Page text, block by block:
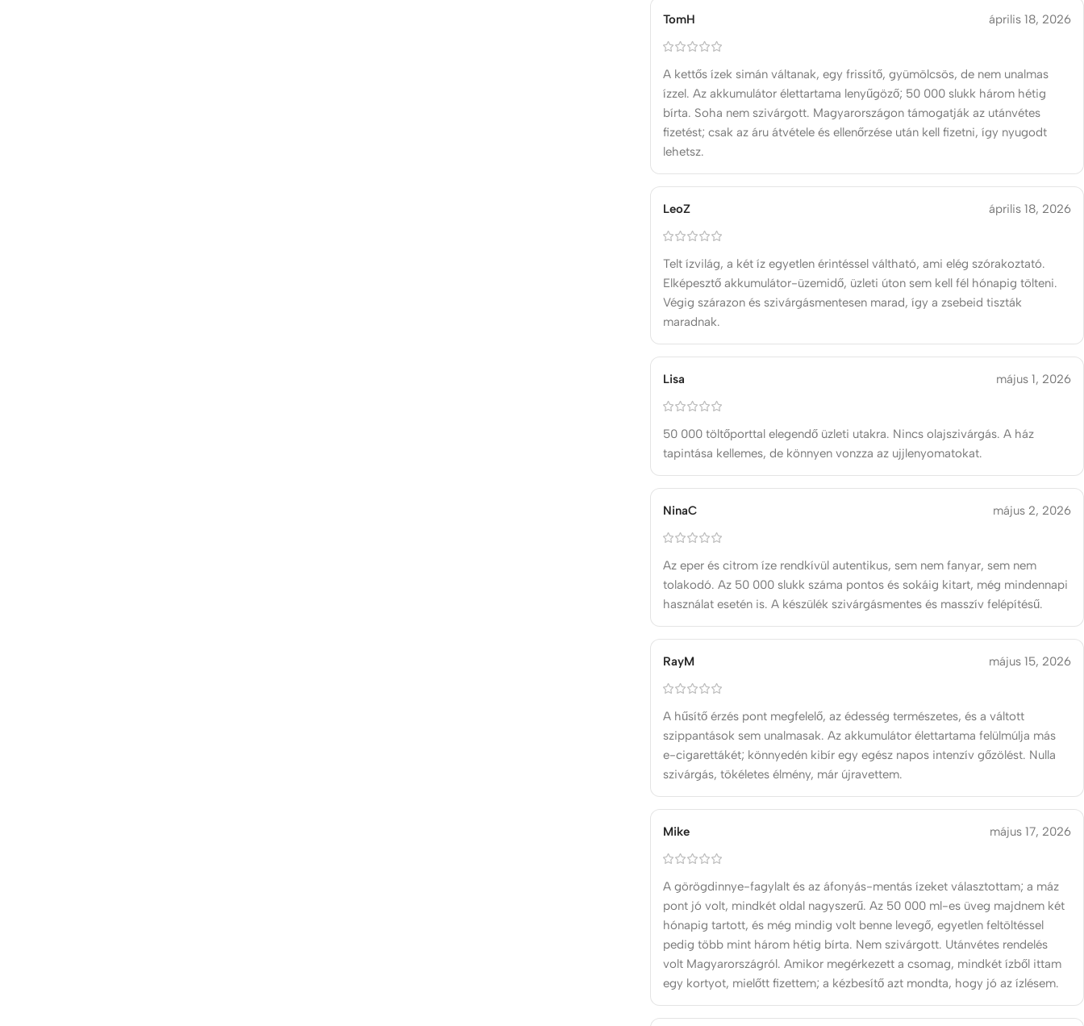
TomH április 18, 2026
A kettős ízek simán váltanak, egy frissítő, gyümölcsös, de nem unalmas
ízzel. Az akkumulátor élettartama lenyűgöző; 50 000 slukk három hétig
bírta. Soha nem szivárgott. Magyarországon támogatják az utánvétes
fizetést; csak az áru átvétele és ellenőrzése után kell fizetni, így nyugodt
lehetsz.
LeoZ április 18, 2026
Telt ízvilág, a két íz egyetlen érintéssel váltható, ami elég szórakoztató.
Elképesztő akkumulátor-üzemidő, üzleti úton sem kell fél hónapig tölteni.
Végig szárazon és szivárgásmentesen marad, így a zsebeid tiszták
maradnak.
Lisa május 1, 2026
50 000 töltőporttal elegendő üzleti utakra. Nincs olajszivárgás. A ház
tapintása kellemes, de könnyen vonzza az ujjlenyomatokat.
NinaC május 2, 2026
Az eper és citrom íze rendkívül autentikus, sem nem fanyar, sem nem
tolakodó. Az 50 000 slukk száma pontos és sokáig kitart, még mindennapi
használat esetén is. A készülék szivárgásmentes és masszív felépítésű.
RayM május 15, 2026
A hűsítő érzés pont megfelelő, az édesség természetes, és a váltott
szippantások sem unalmasak. Az akkumulátor élettartama felülmúlja más
e-cigarettákét; könnyedén kibír egy egész napos intenzív gőzölést. Nulla
szivárgás, tökéletes élmény, már újravettem.
Mike május 17, 2026
A görögdinnye-fagylalt és az áfonyás-mentás ízeket választottam; a máz
pont jó volt, mindkét oldal nagyszerű. Az 50 000 ml-es üveg majdnem két
hónapig tartott, és még mindig volt benne levegő, egyetlen feltöltéssel
pedig több mint három hétig bírta. Nem szivárgott. Utánvétes rendelés
volt Magyarországról. Amikor megérkezett a csomag, mindkét ízből ittam
egy kortyot, mielőtt fizettem; a kézbesítő azt mondta, hogy jó az ízlésem.